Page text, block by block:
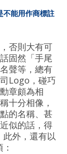
不能用作商標註
否則大有可
固然「手尾
聲等，總有
Logo，碰巧
章頗為相
十分相像，
的名稱、甚
似的話，得
外，還有以